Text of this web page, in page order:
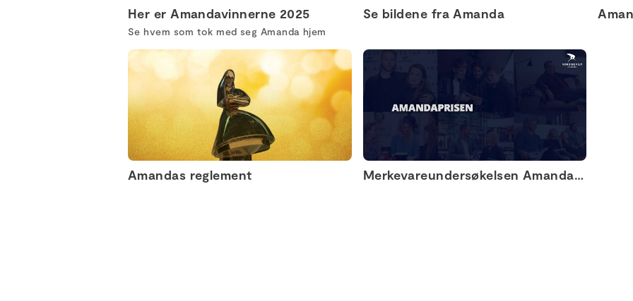
Her er Amandavinnerne 2025
Se hvem som tok med seg Amanda hjem
Se bildene fra Amanda
Amandas reglement Merkevareundersøkelsen Amandaprisen